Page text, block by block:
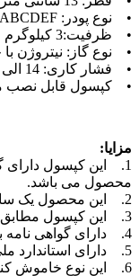
• نوع پودر: ABC, BC , BCE, ABCDE, ABCDEF
• ظرفیت:3 کیلوگرم
• نوع گاز: نیتروژن با
• فشار کاری: 14 الی 17 بار
• کپسول قابل نصب
مزایا:
محصول می باشد.
2. این محصول یک سال بیمه شده است.
3. این کپسول مطابق با استاندارد NFPA می باشد.
4. دارای گواهی نامه بین المللی استاندارد IMS ,ISO 10002 است.
5. دارای استاندارد ملی به شماره 896
6. این نوع خاموش کننده کاربرد وسیعی دارد.